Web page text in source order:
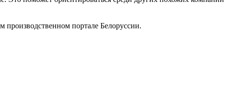
портале Белоруссии.